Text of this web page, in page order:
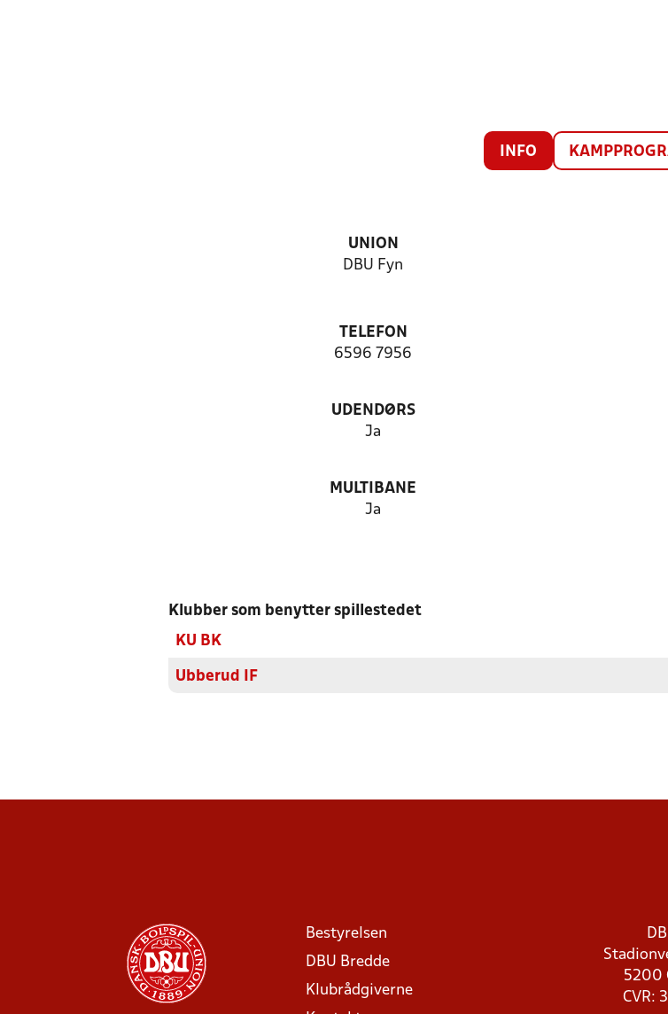
INFO
UNION
DBU Fyn
TELEFON
6596 7956
UDENDØRS
Ja
MULTIBANE
Ja
Klubber som benytter spillestedet
KU BK
Ubberud IF
Bestyrelsen
DBU Bredde
Klubrådgiverne
5200
CVR: